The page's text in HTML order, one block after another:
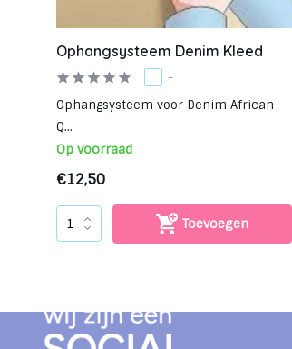
Ophangsysteem Denim Kleed
-
Ophangsysteem voor Denim African
Q...
Op voorraad
€12,50
Toevoegen